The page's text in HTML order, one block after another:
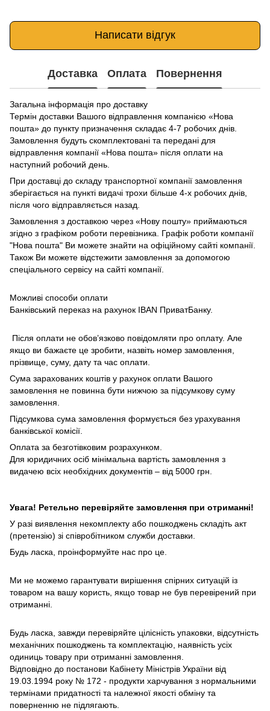
Написати відгук
Доставка Оплата Повернення
Загальна інформація про доставку
Термін доставки Вашого відправлення компанією «Нова
пошта» до пункту призначення складає 4-7 робочих днів.
Замовлення будуть скомплектовані та передані для
відправлення компанії «Нова пошта» після оплати на
наступний робочий день.
При доставці до складу транспортної компанії замовлення
зберігається на пункті видачі трохи більше 4-х робочих днів,
після чого відправляється назад.
Замовлення з доставкою через «Нову пошту» приймаються
згідно з графіком роботи перевізника. Графік роботи компанії
"Нова пошта" Ви можете знайти на офіційному сайті компанії.
Також Ви можете відстежити замовлення за допомогою
спеціального сервісу на сайті компанії.
Можливі способи оплати
Банківський переказ на рахунок IBAN ПриватБанку.
Після оплати не обов’язково повідомляти про оплату. Але
якщо ви бажаєте це зробити, назвіть номер замовлення,
прізвище, суму, дату та час оплати.
Сума зарахованих коштів у рахунок оплати Вашого
замовлення не повинна бути нижчою за підсумкову суму
замовлення.
Підсумкова сума замовлення формується без урахування
банківської комісії.
Оплата за безготівковим розрахунком.
Для юридичних осіб мінімальна вартість замовлення з
видачею всіх необхідних документів – від 5000 грн.
Увага! Ретельно перевіряйте замовлення при отриманні!
У разі виявлення некомплекту або пошкоджень складіть акт
(претензію) зі співробітником служби доставки.
Будь ласка, проінформуйте нас про це.
Ми не можемо гарантувати вирішення спірних ситуацій із
товаром на вашу користь, якщо товар не був перевірений при
отриманні.
Будь ласка, завжди перевіряйте цілісність упаковки, відсутність
механічних пошкоджень та комплектацію, наявність усіх
одиниць товару при отриманні замовлення.
Відповідно до постанови Кабінету Міністрів України від
19.03.1994 року № 172 - продукти харчування з нормальними
термінами придатності та належної якості обміну та
поверненню не підлягають.